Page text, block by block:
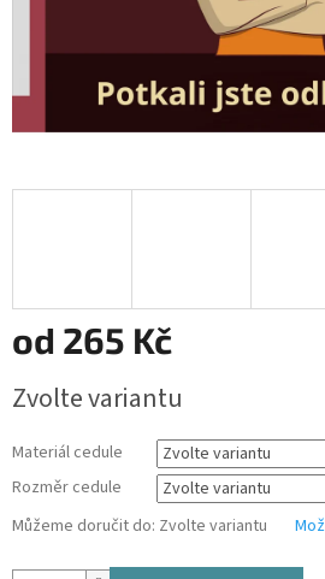
od 265 Kč
cena:
Zvolte variantu
Materiál cedule
Rozměr cedule
Můžeme doručit do: Zvolte variantu